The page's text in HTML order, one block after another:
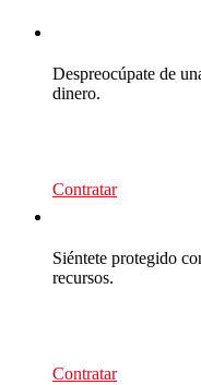
Despreocúpate de
dinero.
Contratar
Siéntete protegido
recursos.
Contratar